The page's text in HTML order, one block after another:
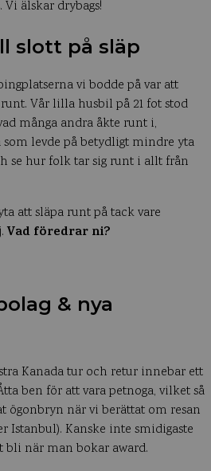
Vi älskar drybags!
slott på släp
vi bodde på var att
Vår lilla husbil på 21 fot stod
många andra åkte runt i,
levde på betydligt mindre yta
se hur folk tar sig runt i allt från
att släpa runt på tack vare
Vad föredrar ni?
& nya
Kanada tur och retur innebar ett
ben för att vara petnoga, vilket så
ögonbryn när vi berättat om resan
Istanbul). Kanske inte smidigaste
bli när man bokar award.